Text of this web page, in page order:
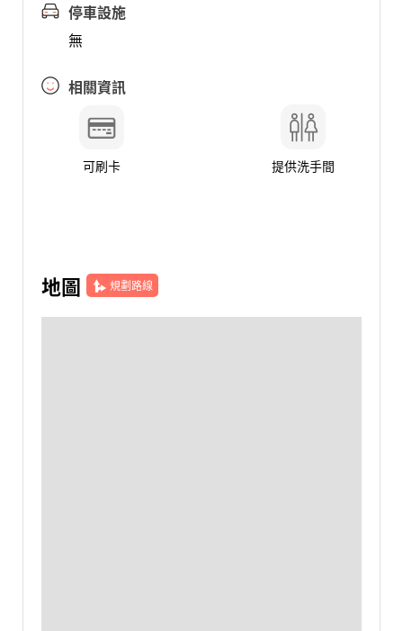
停車設施
無
相關資訊
可刷卡 提供洗手間
地圖 規劃路線